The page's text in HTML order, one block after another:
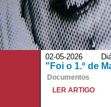
02-05-2026
"Foi o 1.º de
Documentos
LER ARTIGO